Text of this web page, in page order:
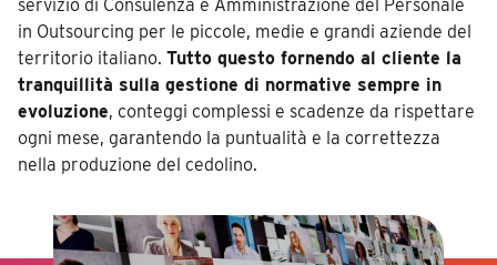
servizio di Consulenza e Amministrazione del Personale
in Outsourcing per le piccole, medie e grandi aziende del
territorio italiano. Tutto questo fornendo al cliente la
tranquillità sulla gestione di normative sempre in
evoluzione, conteggi complessi e scadenze da rispettare
ogni mese, garantendo la puntualità e la correttezza
nella produzione del cedolino.